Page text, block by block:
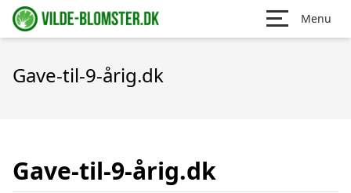
Menu
Gave-til-9-årig.dk
Gave-til-9-årig.dk